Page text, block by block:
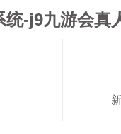
统-j9九游会真